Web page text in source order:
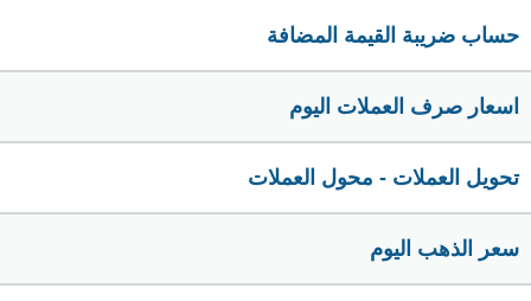
حساب ضريبة القيمة المضافة
اسعار صرف العملات اليوم
تحويل العملات - محول العملات
سعر الذهب اليوم